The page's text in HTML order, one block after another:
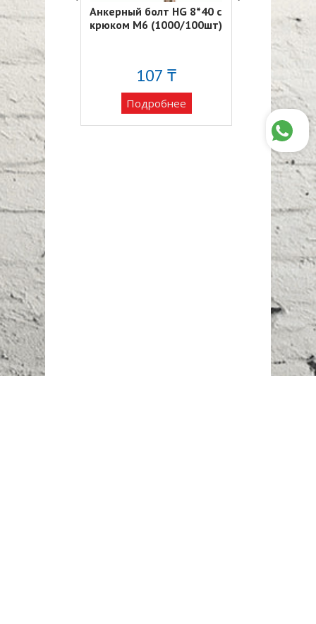
HG 8*60 с
100шт)
₸
Анкерный болт HG 8*40 с
крюком М6 (1000/100шт)
107 ₸
Подробнее
12*100 с
(200/20шт)